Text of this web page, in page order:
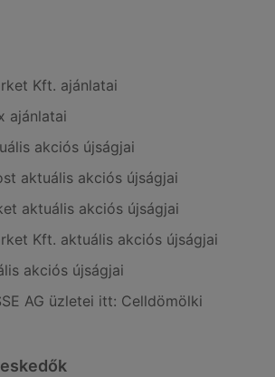
Kft. ajánlatai
ajánlatai
akciós újságjai
aktuális akciós újságjai
aktuális akciós újságjai
Kft. aktuális akciós újságjai
akciós újságjai
AG üzletei itt: Celldömölki